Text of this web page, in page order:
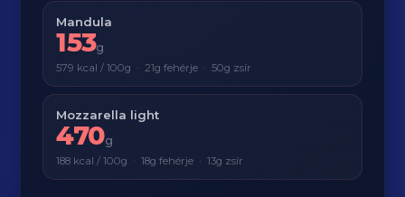
Mandula
153g
579 kcal / 100g · 21g fehérje · 50g zsír
Mozzarella light
470g
188 kcal / 100g · 18g fehérje · 13g zsír